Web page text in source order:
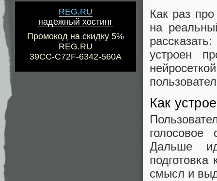
REG.RU
надежный хостинг
Промокод на скидку 5%
REG.RU
39CC-C72F-6342-560A
Как раз
на
устроен
Как
голосовое
Дальше
смысл и